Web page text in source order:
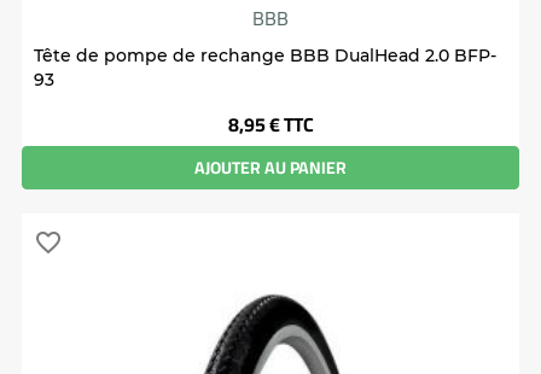
BBB
Tête de pompe de rechange BBB DualHead 2.0 BFP-
93
Prix
8,95 €TTC
AJOUTER AU PANIER
favorite_border